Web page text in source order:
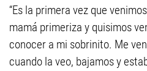
“Es la primera vez que
mamá primeriza y quisimos
conocer a mi sobrinito. Me
cuando la veo, bajamos y